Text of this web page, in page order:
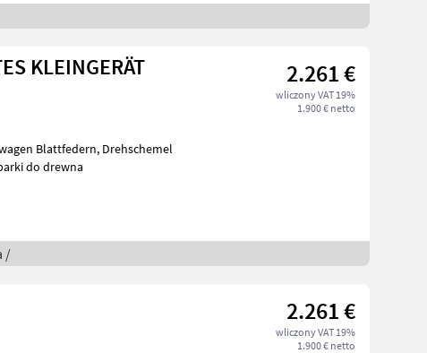
KLEINGERÄT 2.261 €
wliczony VAT 19%
1.900 € netto
do drewna
/
2.261 €
wliczony VAT 19%
1.900 € netto